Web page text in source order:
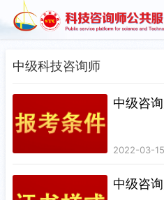
中级科技咨询师
中级咨
2022-03-15
中级咨